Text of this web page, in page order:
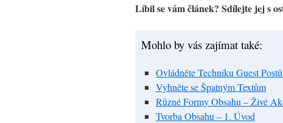
Líbil se vám článek? Sdílejte jej s
Mohlo by vás zajímat také:
Ovládněte Techniku Guest
Vyhněte se Špatným Textům
Různé Formy Obsahu – Živé
Tvorba Obsahu – 1. Úvod